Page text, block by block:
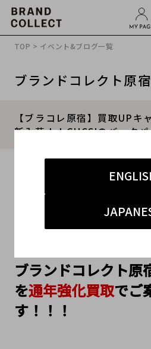
TOP > イベント&ブログ一覧
ブランドコレクト原
【ブラコレ原宿】買取UPキ
新入荷！！GUCCIのバック
#グッチ
#メンズ
ブランドコレクト原
を通年強化買取でご
す！！！